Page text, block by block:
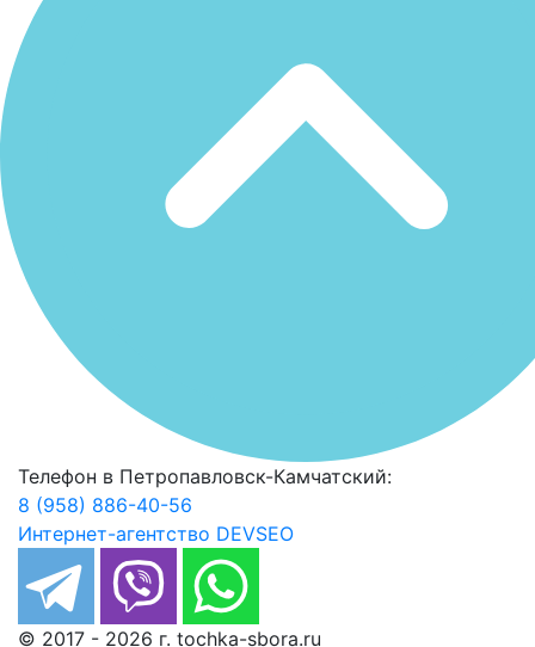
© 2017 - 2026 г. tochka-sbora.ru
Телефон в Петропавловск-Камчатский:
8 (958) 886-40-56
Интернет-агентство DEVSEO